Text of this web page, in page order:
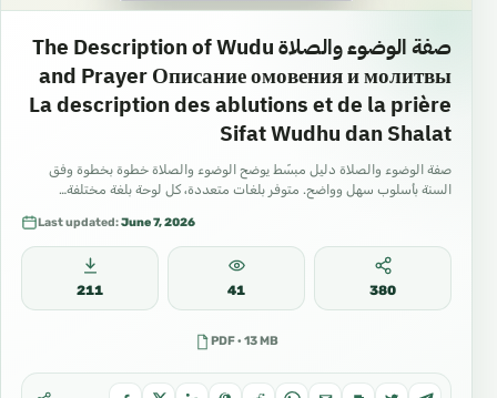
صفة الوضوء والصلاة The Description of Wudu
and Prayer Описание омовения и молитвы
La description des ablutions et de la prière
Sifat Wudhu dan Shalat
صفة الوضوء والصلاة دليل مبسّط يوضح الوضوء والصلاة خطوة بخطوة وفق
السنة بأسلوب سهل وواضح. متوفر بلغات متعددة، كل لوحة بلغة مختلفة…
Last updated:June 7, 2026
211 41 380
PDF · 13 MB